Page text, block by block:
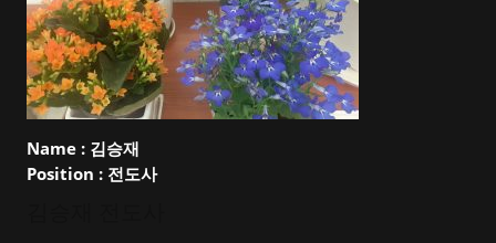
Name : 김승재
Position : 전도사